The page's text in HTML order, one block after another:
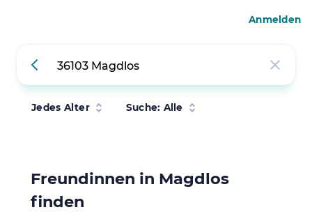
Jedes Alter Suche: Alle
Freundinnen in Magdlos
finden
Anmelden